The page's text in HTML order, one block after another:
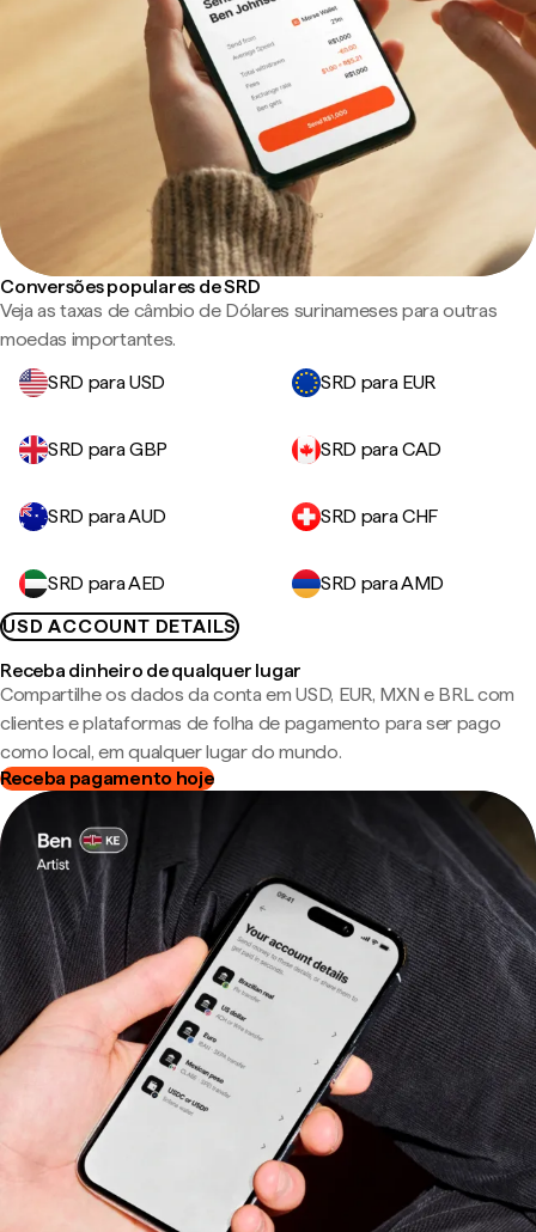
Conversões populares de SRD
Veja as taxas de câmbio de Dólares surinameses para outras
moedas importantes.
SRD para USD
SRD para EUR
SRD para GBP SRD para CAD
SRD para AUD SRD para CHF
SRD para AED
SRD para AMD
USD ACCOUNT DETAILS
Receba dinheiro de qualquer lugar
Compartilhe os dados da conta em USD, EUR, MXN e BRL com
clientes e plataformas de folha de pagamento para ser pago
como local, em qualquer lugar do mundo.
Receba pagamento hoje